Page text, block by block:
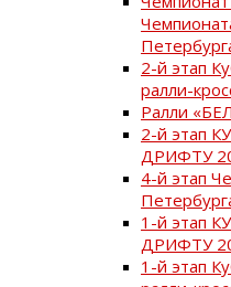
2-й этап
ралли-
Ралли
2-й этап
ДРИФТУ
4-й этап
1-й этап
ДРИФТУ
1-й этап